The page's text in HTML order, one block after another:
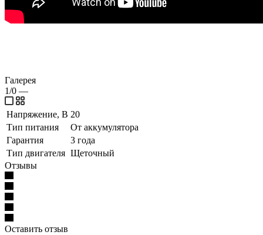
Галерея
1/0 —
Напряжение, В 20
Тип питания
От аккумулятора
Гарантия
3 года
Тип двигателя Щеточный
Отзывы
Оставить отзыв